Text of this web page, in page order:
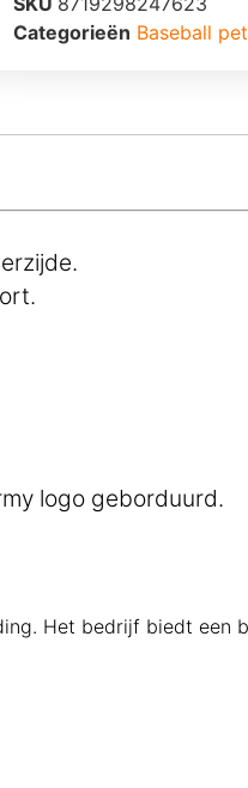
Categorieën Baseball
logo geborduurd.
Het bedrijf biedt een